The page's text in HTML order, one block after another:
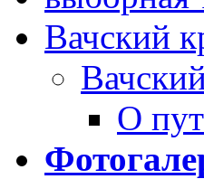
Вачский
О